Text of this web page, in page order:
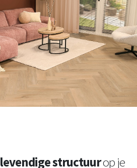
levendige structuurop je